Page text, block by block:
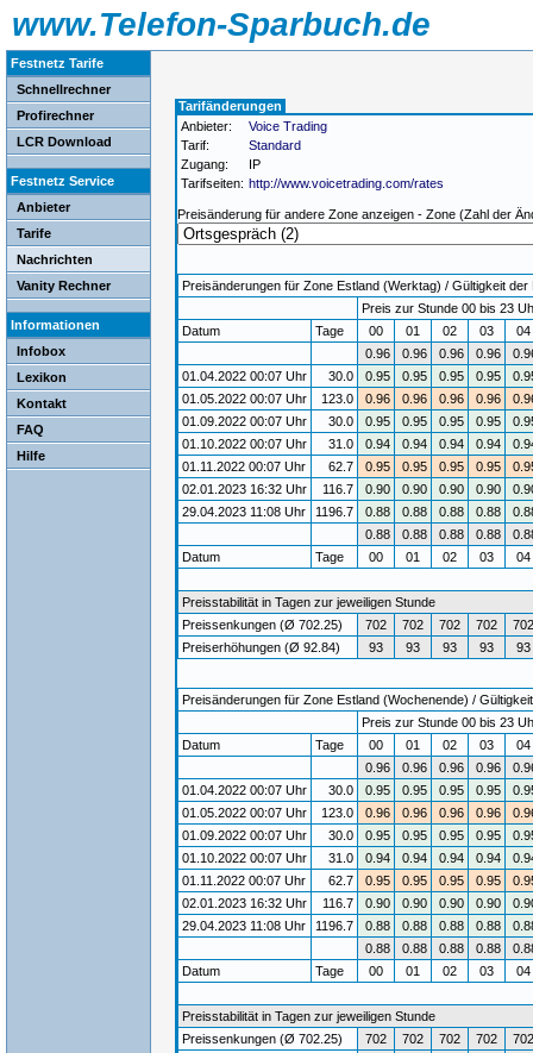
www.Telefon-Sparbuch.de
Festnetz Tarife
Schnellrechner
Profirechner
LCR Download
Festnetz Service
Anbieter
Tarife
Nachrichten
Vanity Rechner
Informationen
Infobox
Lexikon
Kontakt
FAQ
Hilfe
Tarifänderungen
Anbieter:
Voice Trading
Tarif:
Standard
Zugang:
IP
Tarifseiten: http://www.voicetrading.com/rates
Preisänderung für andere Zone anzeigen - Zone (Zahl der
Preisänderungen für Zone Estland (Werktag) / Gültigkeit der
Preis zur Stunde 00 bis 23
Datum
Tage 00 01 02 03
0.96
0.96 0.96 0.96
01.04.2022 00:07 Uhr
30.0 0.95 0.95 0.95 0.95
01.05.2022 00:07 Uhr
123.0 0.96 0.96 0.96 0.96
01.09.2022 00:07 Uhr
30.0 0.95 0.95 0.95 0.95
01.10.2022 00:07 Uhr
31.0 0.94 0.94 0.94 0.94
01.11.2022 00:07 Uhr
62.7 0.95 0.95 0.95 0.95
02.01.2023 16:32 Uhr
116.7 0.90 0.90 0.90 0.90
29.04.2023 11:08 Uhr
1196.7 0.88 0.88 0.88 0.88
0.88
0.88 0.88 0.88
Datum
Tage 00 01 02 03 04
Preisstabilität in Tagen zur jeweiligen Stunde
Preissenkungen (Ø 702.25)
702 702 702 702
702
Preiserhöhungen (Ø 92.84)
93 93 93 93 93
Preisänderungen für Zone Estland (Wochenende) /
Preis zur Stunde 00 bis 23
Datum
Tage 00 01 02 03
0.96
0.96 0.96 0.96
01.04.2022 00:07 Uhr
30.0 0.95 0.95 0.95 0.95
01.05.2022 00:07 Uhr
123.0 0.96 0.96 0.96 0.96
01.09.2022 00:07 Uhr
30.0 0.95 0.95 0.95 0.95
01.10.2022 00:07 Uhr
31.0 0.94 0.94 0.94 0.94
01.11.2022 00:07 Uhr
62.7 0.95 0.95 0.95 0.95
02.01.2023 16:32 Uhr
116.7 0.90 0.90 0.90 0.90
29.04.2023 11:08 Uhr
1196.7 0.88 0.88 0.88 0.88
0.88
0.88 0.88 0.88
Datum
Tage 00 01 02 03 04
Preisstabilität in Tagen zur jeweiligen Stunde
Preissenkungen (Ø 702.25)
702 702 702 702
702